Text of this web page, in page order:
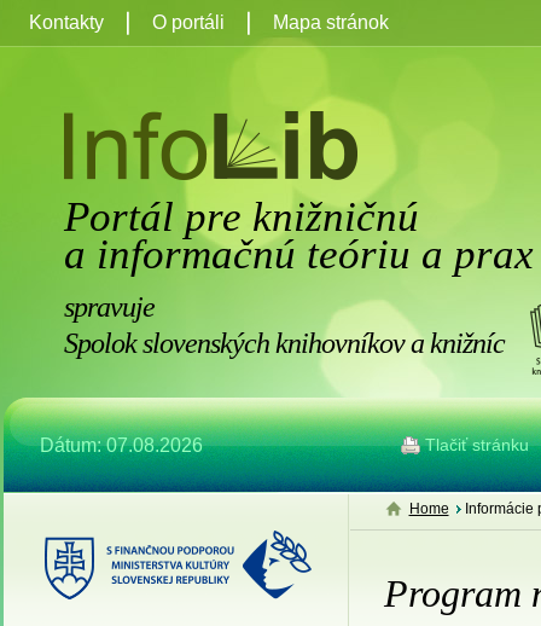
Portál pre knižničnú
a informačnú teóriu a prax
spravuje
Spolok slovenských knihovníkov a knižníc
Dátum: 07.08.2026 Tlačiť stránku
Kontakty O portáli Mapa stránok
Home Informácie
Program